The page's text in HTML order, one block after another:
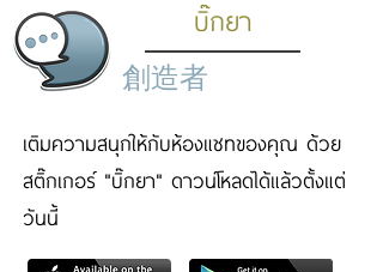
บิ๊กยา
創造者
เติมความสนุกให้กับห้องแชทของคุณ ด้วย
สติ๊กเกอร์ "บิ๊กยา" ดาวน์โหลดได้แล้วตั้งแต่
วันนี้